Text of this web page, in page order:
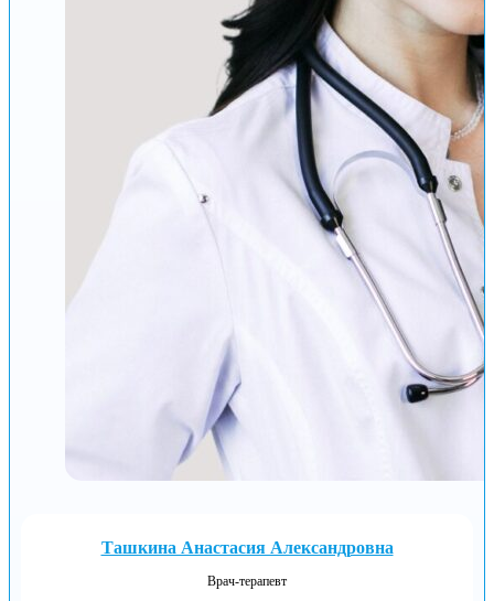
Ташкина Анастасия Александровна
Врач-терапевт